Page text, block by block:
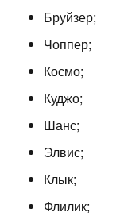
Бруйзер;
Чоппер;
Космо;
Куджо;
Шанс;
Элвис;
Клык;
Флилик;